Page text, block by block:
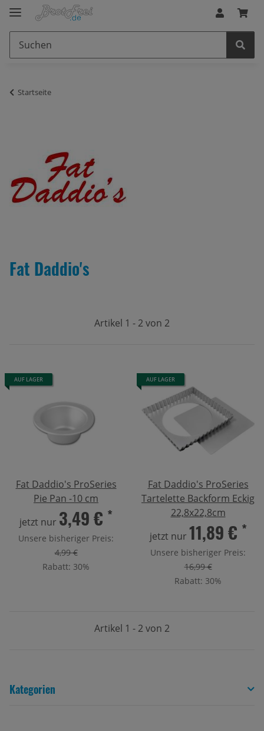
Startseite
Fat Daddio's
Artikel 1 - 2 von 2
AUF LAGER
Fat Daddio's ProSeries
Pie Pan -10 cm
jetzt nur 3,49 € *
Unsere bisheriger Preis:
4,99 €
Rabatt: 30%
AUF LAGER
Fat Daddio's ProSeries
Tartelette Backform Eckig
22,8x22,8cm
jetzt nur 11,89 € *
Unsere bisheriger Preis:
16,99 €
Rabatt: 30%
Artikel 1 - 2 von 2
Kategorien